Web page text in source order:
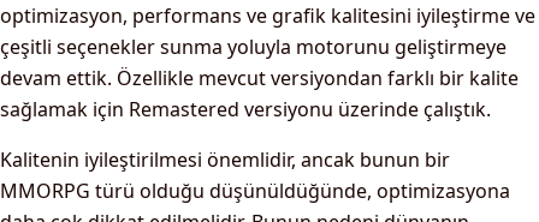
optimizasyon, performans ve grafik kalitesini iyileştirme ve
çeşitli seçenekler sunma yoluyla motorunu geliştirmeye
devam ettik. Özellikle mevcut versiyondan farklı bir kalite
sağlamak için Remastered versiyonu üzerinde çalıştık.
Kalitenin iyileştirilmesi önemlidir, ancak bunun bir
MMORPG türü olduğu düşünüldüğünde, optimizasyona